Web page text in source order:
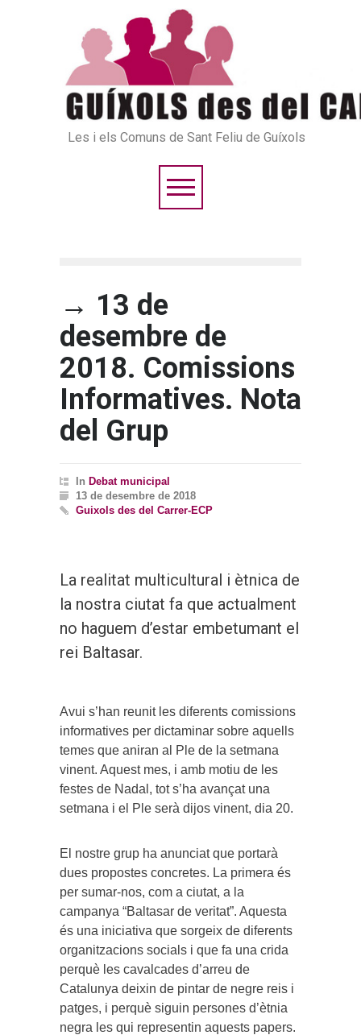
Les i els Comuns de Sant Feliu de Guíxols
→ 13 de
desembre de
2018. Comissions
Informatives. Nota
del Grup
In Debat municipal
13 de desembre de 2018
Guixols des del Carrer-ECP
La realitat multicultural i ètnica de
la nostra ciutat fa que actualment
no haguem d’estar embetumant el
rei Baltasar.
Avui s’han reunit les diferents comissions
informatives per dictaminar sobre aquells
temes que aniran al Ple de la setmana
vinent. Aquest mes, i amb motiu de les
festes de Nadal, tot s’ha avançat una
setmana i el Ple serà dijos vinent, dia 20.
El nostre grup ha anunciat que portarà
dues propostes concretes. La primera és
per sumar-nos, com a ciutat, a la
campanya “Baltasar de veritat”. Aquesta
és una iniciativa que sorgeix de diferents
organitzacions socials i que fa una crida
perquè les cavalcades d’arreu de
Catalunya deixin de pintar de negre reis i
patges, i perquè siguin persones d’ètnia
negra les qui representin aquests papers.